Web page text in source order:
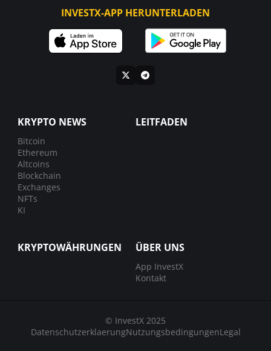
INVESTX-APP HERUNTERLADEN
KRYPTO NEWS
Bitcoin
Ethereum
Altcoins
Blockchain
Exchanges
NFTs
KI
LEITFADEN
KRYPTOWÄHRUNGEN ÜBER UNS
App InvestX
Kontakt
© InvestX 2025
DatenschutzerklaerungNutzungsbedingungenLegal